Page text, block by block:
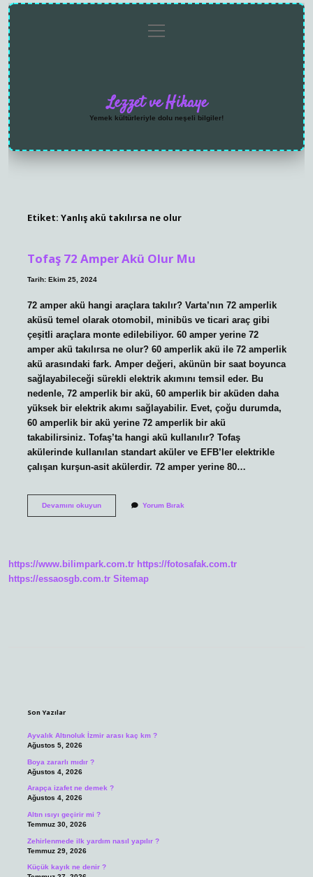
menüyü
aç
Lezzet ve Hikaye
Yemek kültürleriyle dolu neşeli bilgiler!
Etiket: Yanlış akü takılırsa ne olur
Tofaş 72 Amper Akü Olur Mu
Tarih: Ekim 25, 2024
72 amper akü hangi araçlara takılır? Varta’nın 72 amperlik
aküsü temel olarak otomobil, minibüs ve ticari araç gibi
çeşitli araçlara monte edilebiliyor. 60 amper yerine 72
amper akü takılırsa ne olur? 60 amperlik akü ile 72 amperlik
akü arasındaki fark. Amper değeri, akünün bir saat boyunca
sağlayabileceği sürekli elektrik akımını temsil eder. Bu
nedenle, 72 amperlik bir akü, 60 amperlik bir aküden daha
yüksek bir elektrik akımı sağlayabilir. Evet, çoğu durumda,
60 amperlik bir akü yerine 72 amperlik bir akü
takabilirsiniz. Tofaş’ta hangi akü kullanılır? Tofaş
akülerinde kullanılan standart aküler ve EFB’ler elektrikle
çalışan kurşun-asit akülerdir. 72 amper yerine 80…
Devamını okuyunTofaş
Yorum Bırak
https://www.bilimpark.com.tr https://fotosafak.com.tr
https://essaosgb.com.tr Sitemap
Son Yazılar
Ayvalık Altınoluk İzmir arası kaç km ?
Ağustos 5, 2026
Boya zararlı mıdır ?
Ağustos 4, 2026
Arapça izafet ne demek ?
Ağustos 4, 2026
Altın ısıyı geçirir mi ?
Temmuz 30, 2026
Zehirlenmede ilk yardım nasıl yapılır ?
Temmuz 29, 2026
Küçük kayık ne denir ?